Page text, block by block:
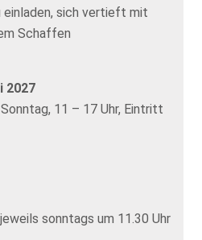
einladen, sich vertieft mit
Schaffen
2027
11 – 17 Uhr, Eintritt
sonntags um 11.30 Uhr